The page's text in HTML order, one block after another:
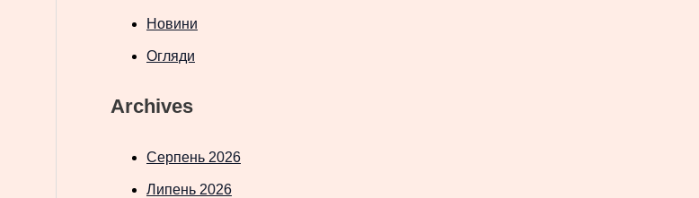
Новини
Огляди
Archives
Серпень 2026
Липень 2026